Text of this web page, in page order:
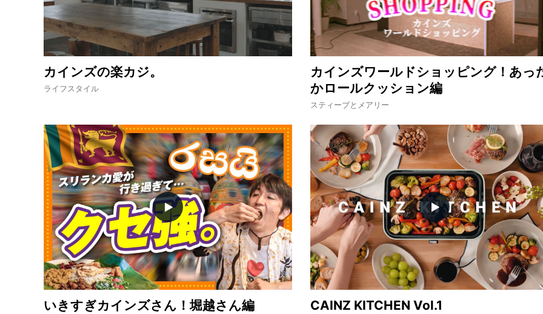
カインズの楽カジ。
ライフスタイル
カインズワールドショッピング！あっ
かロールクッション編
スティーブとメアリー
いきすぎカインズさん！堀越さん編 CAINZ KITCHEN Vol.1